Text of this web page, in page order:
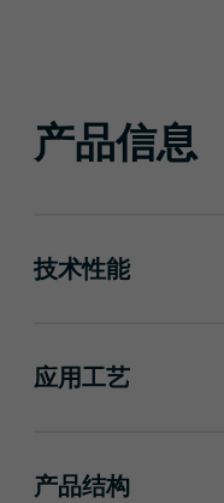
产品信息
技术性能
应用工艺
产品结构